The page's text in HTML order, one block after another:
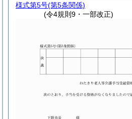
様式第5号(第5条関係)
(令4規則9・一部改正)